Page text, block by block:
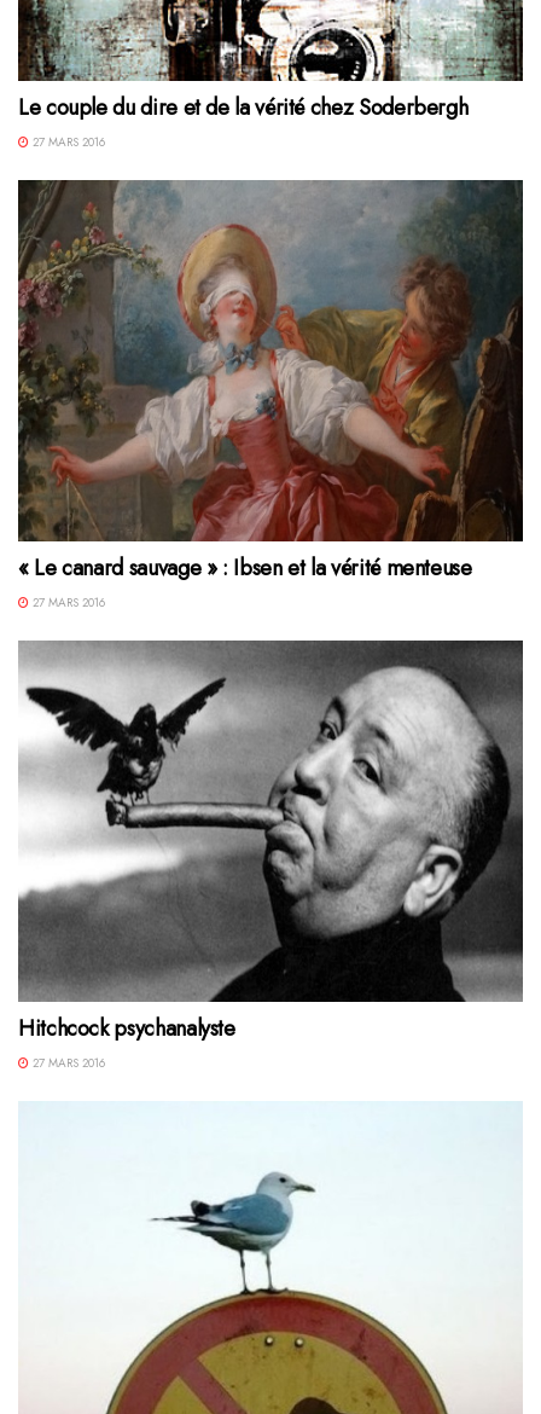
Le couple du dire et de la vérité chez Soderbergh
27 MARS 2016
« Le canard sauvage » : Ibsen et la vérité menteuse
27 MARS 2016
Hitchcock psychanalyste
27 MARS 2016